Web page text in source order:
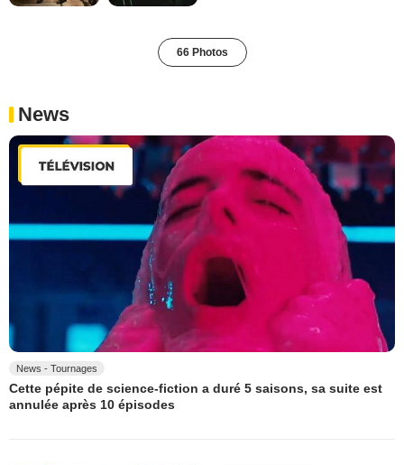
66 Photos
News
News - Tournages
Cette pépite de science-fiction a duré 5 saisons, sa suite est
annulée après 10 épisodes